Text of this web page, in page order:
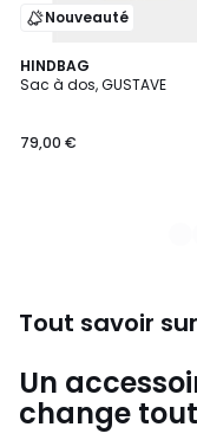
Nouveauté
HINDBAG
Sac à dos, GUSTAVE
79,00 €
3
Couleurs
Tout savoir
Un
change tout